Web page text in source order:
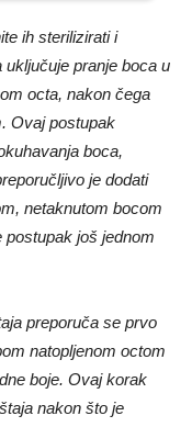
ih sterilizirati i
pranje boca u
octa, nakon čega
Ovaj postupak
boca,
je dodati
netaknutom bocom
još jednom
preporuča se prvo
natopljenom octom
boje. Ovaj korak
nakon što je